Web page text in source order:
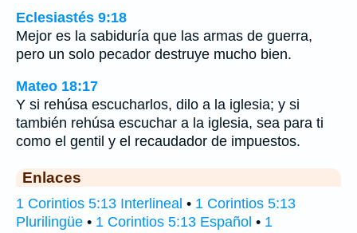
Eclesiastés 9:18
Mejor es la sabiduría que las armas de guerra,
pero un solo pecador destruye mucho bien.
Mateo 18:17
Y si rehúsa escucharlos, dilo a la iglesia; y si
también rehúsa escuchar a la iglesia, sea para ti
como el gentil y el recaudador de impuestos.
Enlaces
1 Corintios 5:13 Interlineal • 1 Corintios 5:13
Plurilingüe • 1 Corintios 5:13 Español • 1